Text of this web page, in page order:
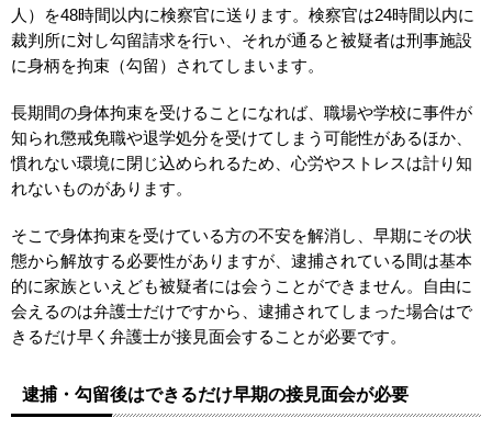
人）を48時間以内に検察官に送ります。検察官は24時間以内に
裁判所に対し勾留請求を行い、それが通ると被疑者は刑事施設
に身柄を拘束（勾留）されてしまいます。
長期間の身体拘束を受けることになれば、職場や学校に事件が
知られ懲戒免職や退学処分を受けてしまう可能性があるほか、
慣れない環境に閉じ込められるため、心労やストレスは計り知
れないものがあります。
そこで身体拘束を受けている方の不安を解消し、早期にその状
態から解放する必要性がありますが、逮捕されている間は基本
的に家族といえども被疑者には会うことができません。自由に
会えるのは弁護士だけですから、逮捕されてしまった場合はで
きるだけ早く弁護士が接見面会することが必要です。
逮捕・勾留後はできるだけ早期の接見面会が必要